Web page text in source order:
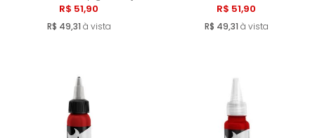
R$ 51,90
R$ 49,31 à vista
Comprar
R$ 51,90
R$ 49,31 à vista